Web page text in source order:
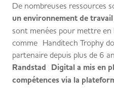
De nombreuses ressources
un environnement de
sont menées pour mettre en
comme Handitech Trophy
partenaire depuis plus de 6
Randstad Digital a mis en
compétences via la